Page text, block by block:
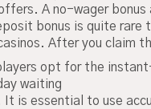
A no-wager
bonus is quite rare
After you claim
opt for the
waiting
It is essential to use